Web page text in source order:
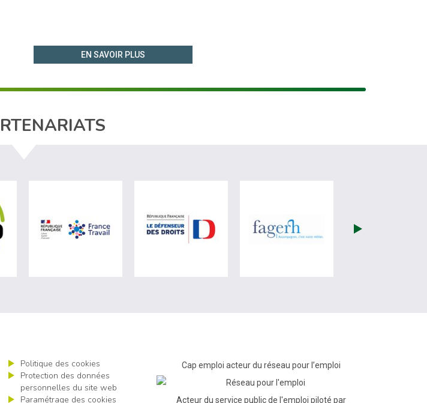
EN SAVOIR PLUS
fenêtre)
visiter les site de Fiphfp (nouvelle fenêtre)visiter les site de France Travail (nouvelle fenêtre)visiter les site de Défenseur des droits (nouvelle
visiter les site de Fagerh
Politique des cookies
Protection des données
personnelles du site web
Paramétrage des cookies
Cap emploi acteur du réseau pour l’emploi
Acteur du service public de l'emploi piloté par